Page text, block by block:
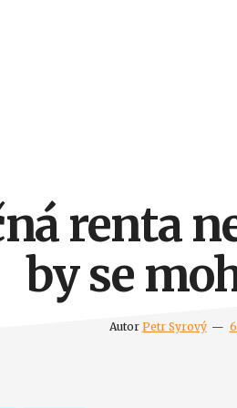
renta
by se
Autor Petr Syrový